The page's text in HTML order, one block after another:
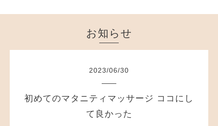
お知らせ
2023/06/30
初めてのマタニティマッサージ ココにし
て良かった